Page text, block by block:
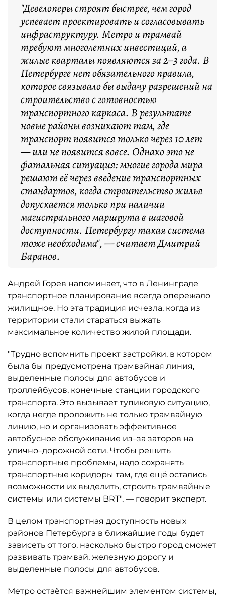
"Девелоперы строят быстрее, чем город
успевает проектировать и согласовывать
инфраструктуру. Метро и трамвай
требуют многолетних инвестиций, а
жилые кварталы появляются за 2–3 года. В
Петербурге нет обязательного правила,
которое связывало бы выдачу разрешений на
строительство с готовностью
транспортного каркаса. В результате
новые районы возникают там, где
транспорт появится только через 10 лет
— или не появится вовсе. Однако это не
фатальная ситуация: многие города мира
решают её через введение транспортных
стандартов, когда строительство жилья
допускается только при наличии
магистрального маршрута в шаговой
доступности. Петербургу такая система
тоже необходима", — считает Дмитрий
Баранов.
Андрей Горев напоминает, что в Ленинграде
транспортное планирование всегда опережало
жилищное. Но эта традиция исчезла, когда из
территории стали стараться выжать
максимальное количество жилой площади.
"Трудно вспомнить проект застройки, в котором
была бы предусмотрена трамвайная линия,
выделенные полосы для автобусов и
троллейбусов, конечные станции городского
транспорта. Это вызывает тупиковую ситуацию,
когда негде проложить не только трамвайную
линию, но и организовать эффективное
автобусное обслуживание из–за заторов на
улично–дорожной сети. Чтобы решить
транспортные проблемы, надо сохранять
транспортные коридоры там, где ещё остались
возможности их выделить, строить трамвайные
системы или системы BRT", — говорит эксперт.
В целом транспортная доступность новых
районов Петербурга в ближайшие годы будет
зависеть от того, насколько быстро город сможет
развивать трамвай, железную дорогу и
выделенные полосы для автобусов.
Метро остаётся важнейшим элементом системы,